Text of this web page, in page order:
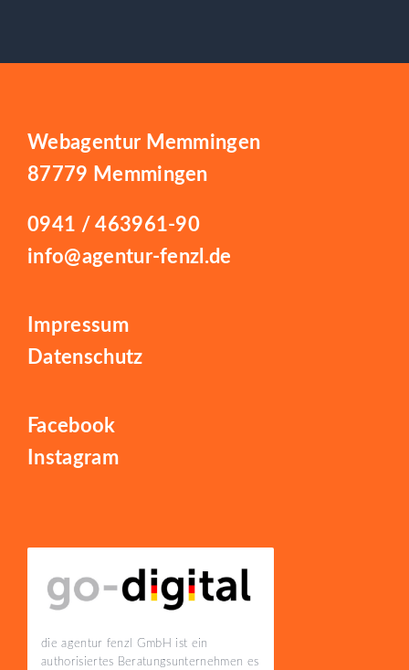
Webagentur Memmingen
87779 Memmingen
0941 / 463961-90
info@agentur-fenzl.de
Impressum
Datenschutz
Facebook
Instagram
die agentur fenzl GmbH ist ein
authorisiertes Beratungsunternehmen es